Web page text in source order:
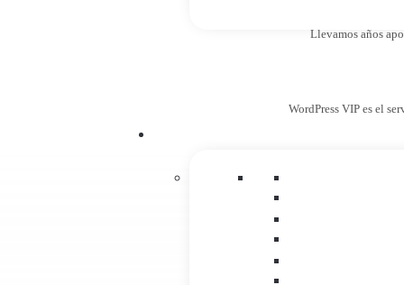
Llevamos años
WordPress VIP es el